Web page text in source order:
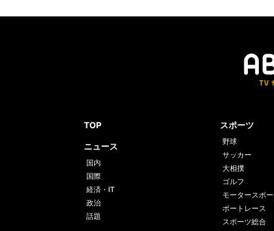
TOP
ニュース
国内
国際
経済・IT
政治
話題
スポーツ
野球
サッカー
大相撲
ゴルフ
モータースポ
ボートレース
スポーツ総合